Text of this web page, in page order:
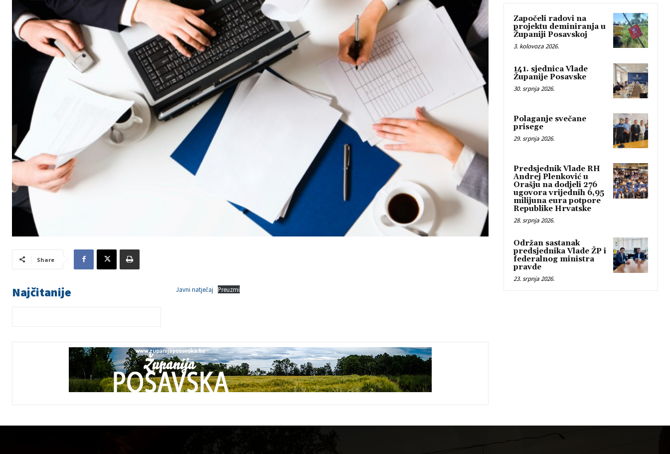
Share
Najčitanije Javni natječaj Preuzmi
Započeli radovi na
projektu deminiranja u
Županiji Posavskoj
3. kolovoza 2026.
141. sjednica Vlade
Županije Posavske
30. srpnja 2026.
Polaganje svečane
prisege
29. srpnja 2026.
Predsjednik Vlade RH
Andrej Plenković u
Orašju na dodjeli 276
ugovora vrijednih 6,95
milijuna eura potpore
Republike Hrvatske
28. srpnja 2026.
Održan sastanak
predsjednika Vlade ŽP i
federalnog ministra
pravde
23. srpnja 2026.